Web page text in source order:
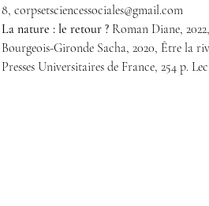
8, corpsetsciencessociales@gmail.com
La nature : le retour ? Roman Diane,
Bourgeois-Gironde Sacha, 2020, Être la
Presses Universitaires de France, 254 p.